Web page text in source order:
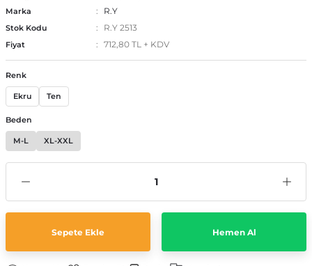
Marka R.Y
Stok Kodu R.Y 2513
Fiyat 712,80 TL + KDV
Renk
Ekru Ten
Beden
M-L XL-XXL
Sepete Ekle Hemen Al